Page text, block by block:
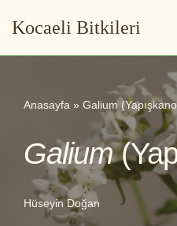
Kocaeli Bitkileri
Anasayfa » Galium
Galium
Hüseyin Doğan